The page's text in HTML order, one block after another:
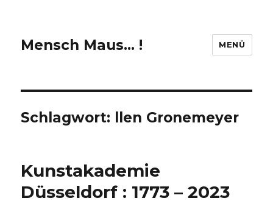
Mensch Maus… ! MENÜ
Schlagwort: llen Gronemeyer
Kunstakademie
Düsseldorf : 1773 – 2023